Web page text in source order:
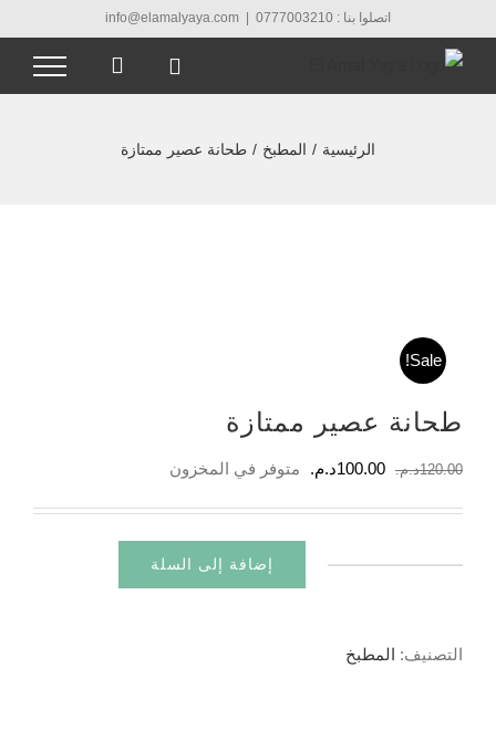
اتصلوا بنا : 0777003210 info@elamalyaya.com
الرئيسية / المطبخ / طحانة عصير ممتازة
Sale!
طحانة عصير ممتازة
120.00د.م. السعر
120.00د.م..
100.00د.م. السعر
100.00د.م..
متوفر في المخزون
عصير
إضافة إلى السلة
التصنيف: المطبخ